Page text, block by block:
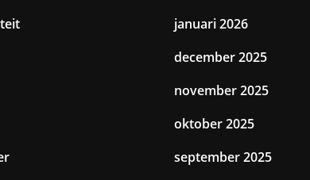
januari 2026
december 2025
november 2025
oktober 2025
september 2025